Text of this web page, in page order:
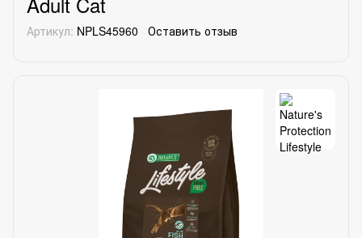
Артикул: NPLS45960 Оставить отзыв